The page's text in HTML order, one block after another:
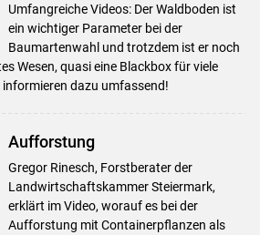
Umfangreiche Videos: Der Waldboden ist
ein wichtiger Parameter bei der
Baumartenwahl und trotzdem ist er noch
Wesen, quasi eine Blackbox für viele
informieren dazu umfassend!
Aufforstung
Gregor Rinesch, Forstberater der
Landwirtschaftskammer Steiermark,
erklärt im Video, worauf es bei der
Aufforstung mit Containerpflanzen als